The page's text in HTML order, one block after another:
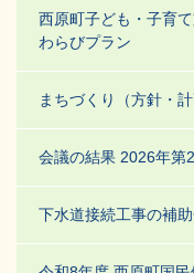
西原町子ども・子育
わらびプラン
まちづくり（方針・計
会議の結果 2026年第
下水道接続工事の補